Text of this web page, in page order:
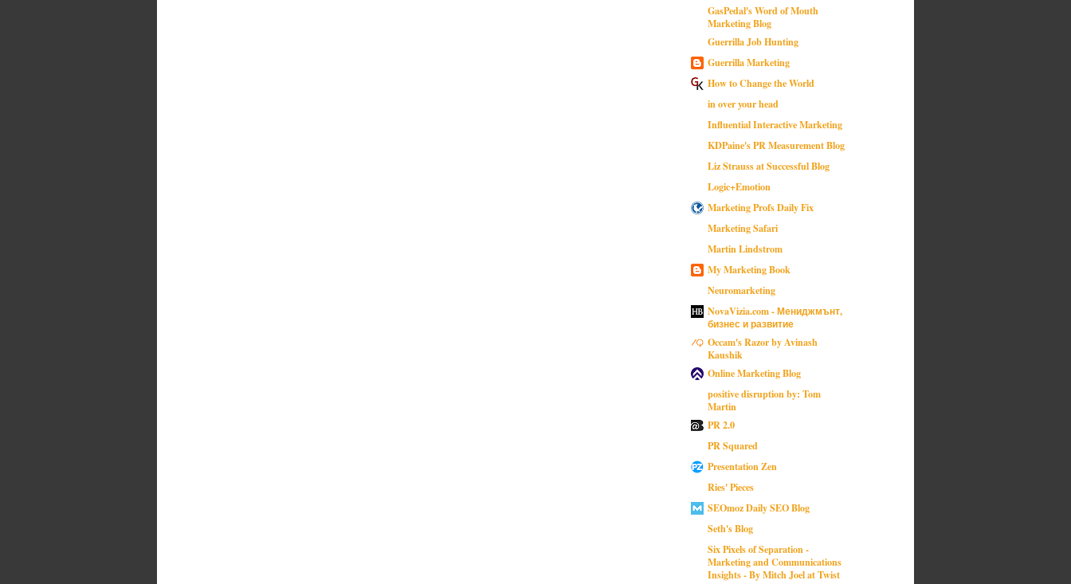
GasPedal's Word of Mouth
Marketing Blog
Guerrilla Job Hunting
Guerrilla Marketing
How to Change the World
in over your head
Influential Interactive Marketing
KDPaine's PR Measurement Blog
Liz Strauss at Successful Blog
Logic+Emotion
Marketing Profs Daily Fix
Marketing Safari
Martin Lindstrom
My Marketing Book
Neuromarketing
NovaVizia.com - Мениджмънт,
бизнес и развитие
Occam's Razor by Avinash
Kaushik
Online Marketing Blog
positive disruption by: Tom
Martin
PR 2.0
PR Squared
Presentation Zen
Ries' Pieces
SEOmoz Daily SEO Blog
Seth's Blog
Six Pixels of Separation -
Marketing and Communications
Insights - By Mitch Joel at Twist